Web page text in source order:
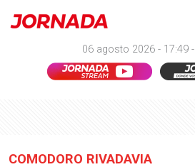
06 agosto 2026 - 17:49 -
COMODORO RIVADAVIA